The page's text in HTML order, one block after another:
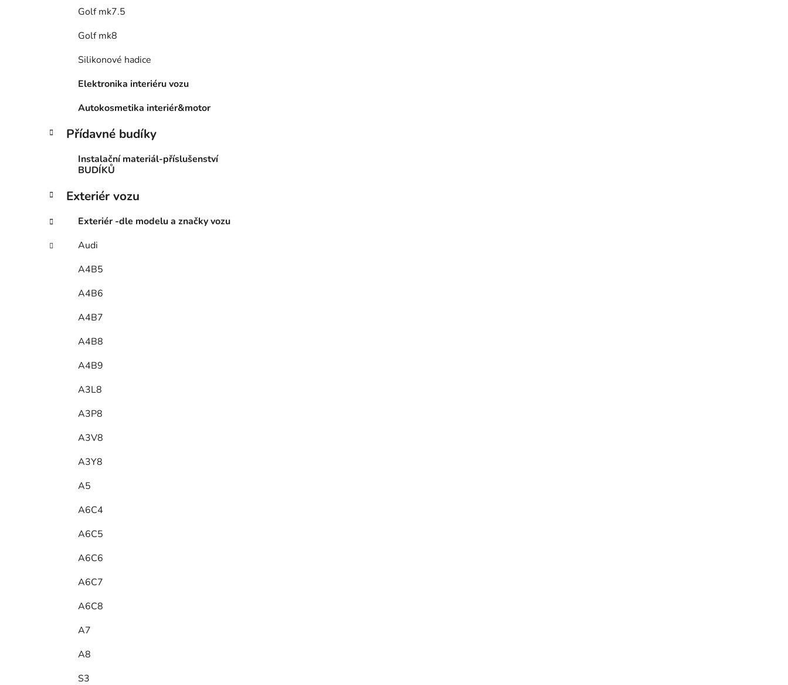
Golf mk7.5
Golf mk8
Silikonové hadice
Elektronika interiéru vozu
Autokosmetika interiér&motor
Přídavné budíky
Instalační materiál-příslušenství
BUDÍKŮ
Exteriér vozu
Exteriér -dle modelu a značky vozu
Audi
A4B5
A4B6
A4B7
A4B8
A4B9
A3L8
A3P8
A3V8
A3Y8
A5
A6C4
A6C5
A6C6
A6C7
A6C8
A7
A8
S3